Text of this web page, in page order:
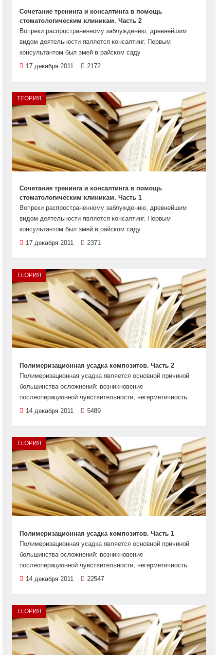
Сочетание тренинга и консалтинга в помощь
стоматологическим клиникам. Часть 2
Вопреки распространенному заблуждению, древнейшим
видом деятельности является консалтинг. Первым
консультантом был змей в райском саду
17 декабря 2011
2172
ТЕОРИЯ
Сочетание тренинга и консалтинга в помощь
стоматологическим клиникам. Часть 1
Вопреки распространенному заблуждению, древнейшим
видом деятельности является консалтинг. Первым
консультантом был змей в райском саду...
17 декабря 2011
2371
ТЕОРИЯ
Полимеризационная усадка композитов. Часть 2
Полимеризационная усадка является основной причиной
большинства осложнений: возникновение
послеоперационной чувствительности, негерметичность
14 декабря 2011
5489
ТЕОРИЯ
Полимеризационная усадка композитов. Часть 1
Полимеризационная усадка является основной причиной
большинства осложнений: возникновение
послеоперационной чувствительности, негерметичность
14 декабря 2011
22547
ТЕОРИЯ